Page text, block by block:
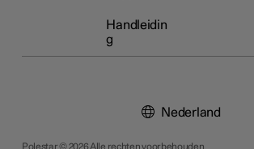
Handleidin
g
Polestar © 2026 Alle rechten voorbehouden
Nederland